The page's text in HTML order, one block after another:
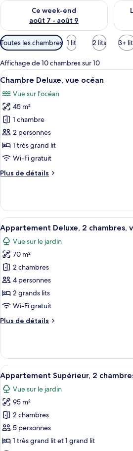
Ce week-end
août 7 - août 9
Vérifier la disponibilité pour ce
Filtres
disponibles
pour
les
chambres
Toutes les chambres 1 lit 2 lits 3+
Affichage de 10 chambres sur 10
Afficher
toutes
les
photos
pour
ce
type
de
chambre :
Chambre
océan
Une
7
Chambre Deluxe, vue océan
Vue sur l’océan
45 m²
1 chambre
2 personnes
1 très grand lit
Wi-Fi gratuit
Plus de détails
Plus
le
type
de
chambre
Chambre
Deluxe,
vue
océan
Afficher
toutes
les
photos
pour
ce
type
de
chambre :
Appartement
chambres,
vue
jardin
Un
19
Appartement Deluxe, 2 chambres,
Vue sur le jardin
70 m²
2 chambres
4 personnes
2 grands lits
Wi-Fi gratuit
Plus de détails
Plus
le
type
de
chambre
Appartement
Deluxe,
chambres,
vue
jardin
Afficher
toutes
les
photos
pour
ce
type
Un
17
Appartement Supérieur, 2
Vue sur le jardin
95 m²
2 chambres
5 personnes
1 très grand lit et 1 grand lit